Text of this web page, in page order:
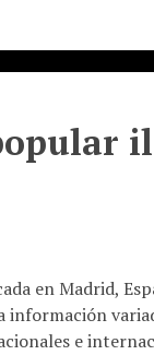
en Madrid,
e